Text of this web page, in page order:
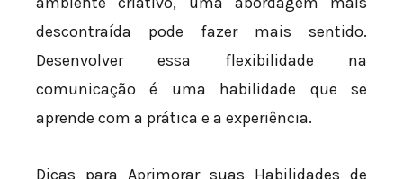
descontraída pode fazer mais sentido.
Desenvolver essa flexibilidade na
comunicação é uma habilidade que se
aprende com a prática e a experiência.
Dicas para Aprimorar suas Habilidades de